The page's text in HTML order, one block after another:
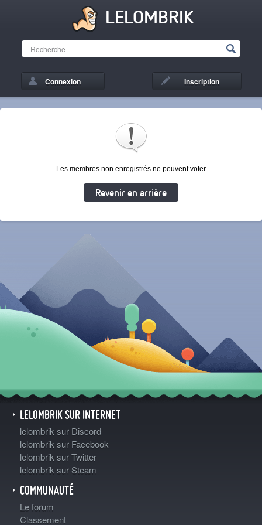
LELOMBRIK
Connexion Inscription
Les membres non enregistrés ne peuvent voter
Revenir en arrière
LELOMBRIK SUR INTERNET
lelombrik sur Discord
lelombrik sur Facebook
lelombrik sur Twitter
lelombrik sur Steam
COMMUNAUTÉ
Le forum
Classement